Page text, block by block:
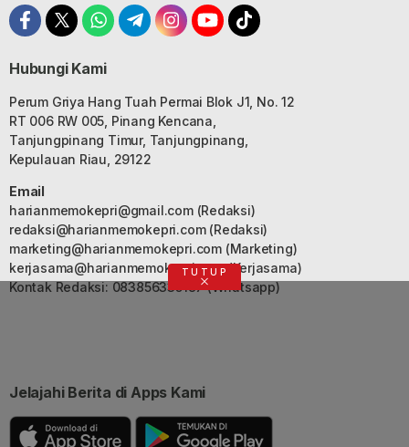
Hubungi Kami
Perum Griya Hang Tuah Permai Blok J1, No. 12
RT 006 RW 005, Pinang Kencana,
Tanjungpinang Timur, Tanjungpinang,
Kepulauan Riau, 29122
Email
harianmemokepri@gmail.com(Redaksi)
redaksi@harianmemokepri.com(Redaksi)
marketing@harianmemokepri.com(Marketing)
kerjasama@harianmemokepri.com(Kerjasama)
Kontak Redaksi: 083856335187 (Whatsapp)
Jelajahi Berita di Apps Kami
TUTUP